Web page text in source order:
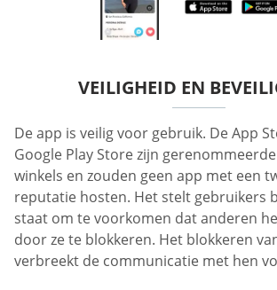
VEILIGHEID EN
De app is veilig voor gebruik. De App
Google Play Store zijn
winkels en zouden geen app met een
reputatie hosten. Het stelt gebruikers
staat om te voorkomen dat anderen
door ze te blokkeren. Het blokkeren
verbreekt de communicatie met hen